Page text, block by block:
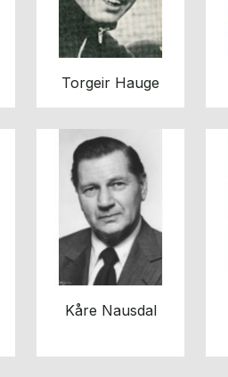
Torgeir Hauge
Kåre Nausdal